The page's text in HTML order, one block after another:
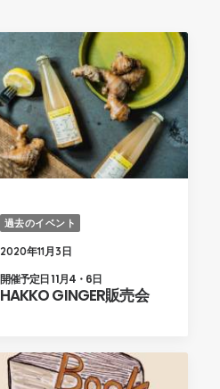
過去のイベント
2020年11月3日
開催予定日 11月4・6日
HAKKO GINGER販売会